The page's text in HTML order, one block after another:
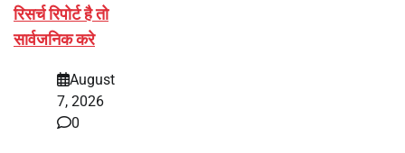
रिसर्च रिपोर्ट है तो
सार्वजनिक करे
August
7, 2026
0